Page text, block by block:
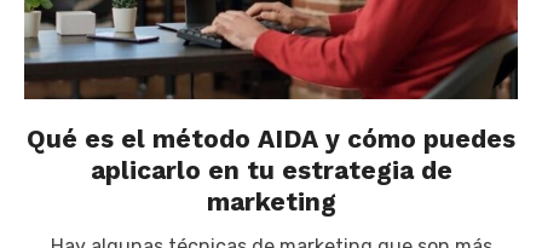
Qué es el método AIDA y cómo puedes
aplicarlo en tu estrategia de
marketing